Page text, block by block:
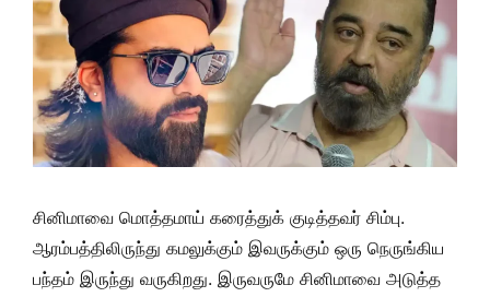
சினிமாவை மொத்தமாய் கரைத்துக் குடித்தவர் சிம்பு.
ஆரம்பத்திலிருந்து கமலுக்கும் இவருக்கும் ஒரு நெருங்கிய
பந்தம் இருந்து வருகிறது. இருவருமே சினிமாவை அடுத்த